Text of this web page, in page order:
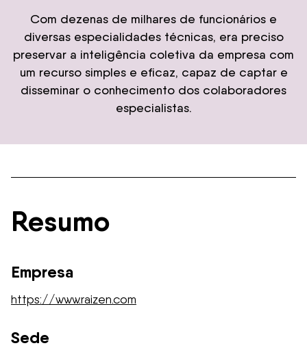
Com dezenas de milhares de funcionários e
diversas especialidades técnicas, era preciso
preservar a inteligência coletiva da empresa com
um recurso simples e eficaz, capaz de captar e
disseminar o conhecimento dos colaboradores
especialistas.
Resumo
Empresa
https://www.raizen.com
Sede